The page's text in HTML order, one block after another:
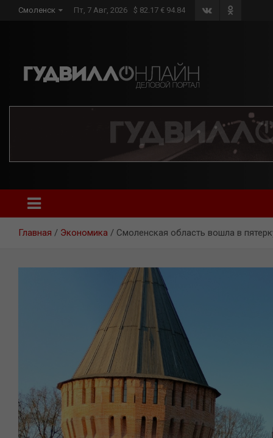
Смоленск Пт, 7 Авг, 2026 $ 82.17 € 94.84
Главная Экономика Смоленская область вошла в